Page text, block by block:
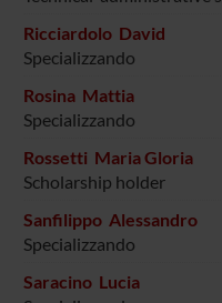
Ricciardolo David
Specializzando
Rosina Mattia
Specializzando
Rossetti Maria Gloria
Scholarship holder
Sanfilippo Alessandro
Specializzando
Saracino Lucia